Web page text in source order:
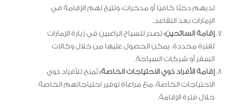
لديهم دخلًا كافيًا أو مدخرات، وتتيح لهم الإقامة في
الإمارات بعد التقاعد.
إقامة السائحين:تصدر للسياح الراغبين في زيارة الإمارات
لفترة محددة. يمكن الحصول عليها من خلال وكالات
السفر أو شركات السياحة.
إقامة الأفراد ذوي الاحتياجات الخاصة:تُمنح للأفراد ذوي
الاحتياجات الخاصة، مع مراعاة توفير احتياجاتهم الخاصة
خلال فترة الإقامة.